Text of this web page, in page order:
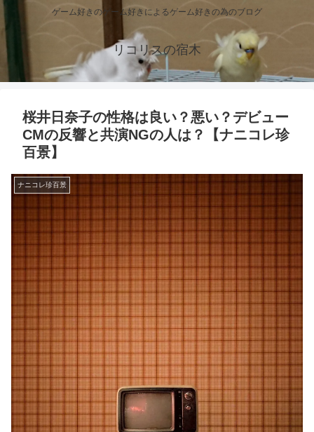
ゲーム好きのゲーム好きによるゲーム好きの為のブログ
リコリスの宿木
桜井日奈子の性格は良い？悪い？デビュー
CMの反響と共演NGの人は？【ナニコレ珍
百景】
ナニコレ珍百景